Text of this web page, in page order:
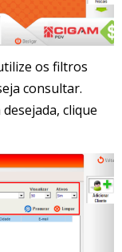
os filtros
consultar.
clique